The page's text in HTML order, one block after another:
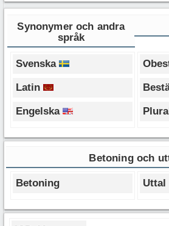
Synonymer och andra
språk
Svenska
Latin
Engelska
Betoning och
Betoning Uttal